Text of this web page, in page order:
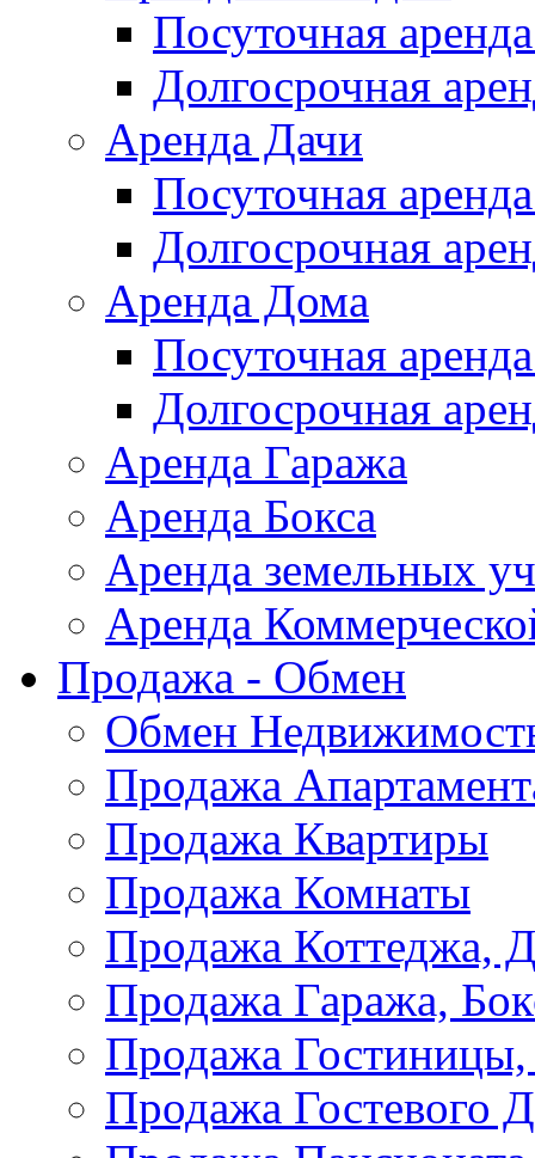
Посуточная
Долгосрочная
Аренда Дачи
Посуточная
Долгосрочная
Аренда Дома
Посуточная
Долгосрочная
Аренда Гаража
Аренда Бокса
Аренда земельных
Аренда
Продажа - Обмен
Обмен
Продажа
Продажа Квартиры
Продажа Комнаты
Продажа Коттеджа,
Продажа Гаража,
Продажа
Продажа Гостевого